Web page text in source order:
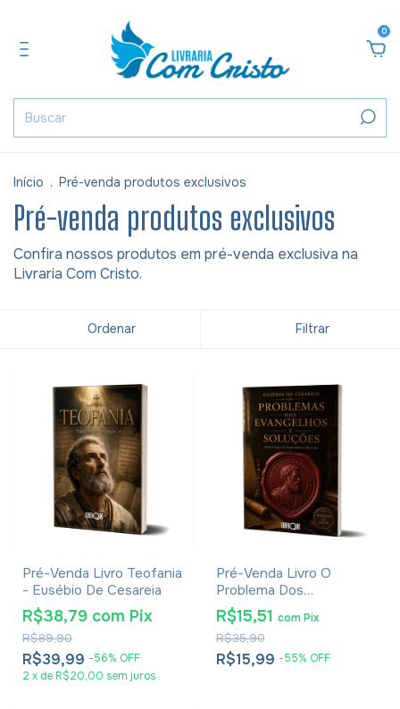
0
Início . Pré-venda produtos exclusivos
Pré-venda produtos exclusivos
Confira nossos produtos em pré-venda exclusiva na
Livraria Com Cristo.
Ordenar Filtrar
Pré-Venda Livro Teofania
- Eusébio De Cesareia
R$39,99 -56% OFF
R$89,90
R$38,79 com Pix
2 x de R$20,00 sem juros
Pré-Venda Livro O
Problema Dos
Evangelhos E Soluções-
Eusébio De Cesareia
R$15,99 -55% OFF
R$35,90
R$15,51 com Pix